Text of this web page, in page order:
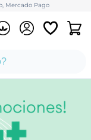
Mercado Pago